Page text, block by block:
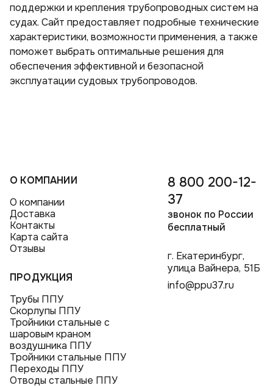
поддержки и крепления трубопроводных систем на
судах. Сайт предоставляет подробные технические
характеристики, возможности применения, а также
поможет выбрать оптимальные решения для
обеспечения эффективной и безопасной
эксплуатации судовых трубопроводов.
О КОМПАНИИ
О компании
Доставка
Контакты
Карта сайта
Отзывы
ПРОДУКЦИЯ
Трубы ППУ
Скорлупы ППУ
Тройники стальные с
шаровым краном
воздушника ППУ
Тройники стальные ППУ
Переходы ППУ
Отводы стальные ППУ
8 800 200-12-
37
звонок по России
бесплатный
г. Екатеринбург,
улица Вайнера, 51Б
info@ppu37.ru